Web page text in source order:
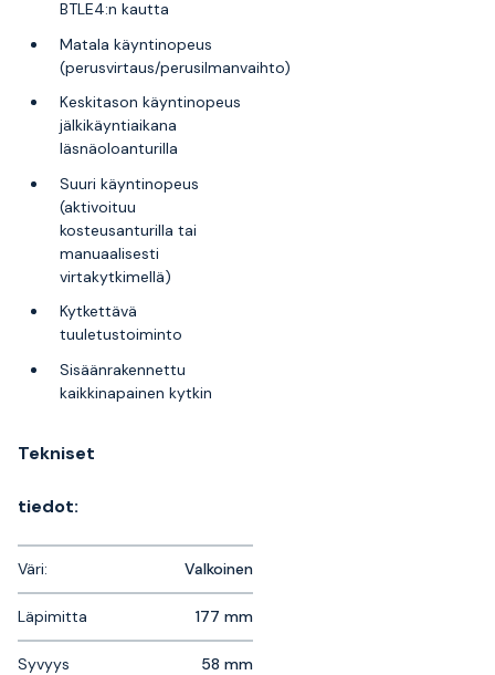
BTLE4:n kautta
Matala käyntinopeus
(perusvirtaus/perusilmanvaihto)
Keskitason käyntinopeus
jälkikäyntiaikana
läsnäoloanturilla
Suuri käyntinopeus
(aktivoituu
kosteusanturilla tai
manuaalisesti
virtakytkimellä)
Kytkettävä
tuuletustoiminto
Sisäänrakennettu
kaikkinapainen kytkin
Tekniset
tiedot:
Väri: Valkoinen
Läpimitta 177 mm
Syvyys 58 mm